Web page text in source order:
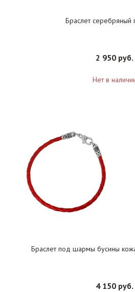
Браслет серебряный
2 950 руб.
Нет в
Браслет под шармы бусины
4 150 руб.